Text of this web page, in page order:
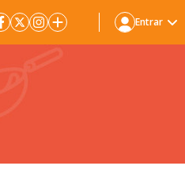
Entrar